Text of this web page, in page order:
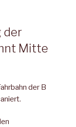
der
Mitte
der B